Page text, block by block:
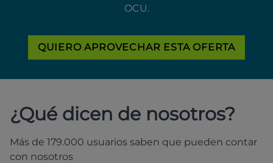
OCU.
QUIERO APROVECHAR ESTA OFERTA
¿Qué dicen de nosotros?
Más de 179.000 usuarios saben que pueden contar
con nosotros